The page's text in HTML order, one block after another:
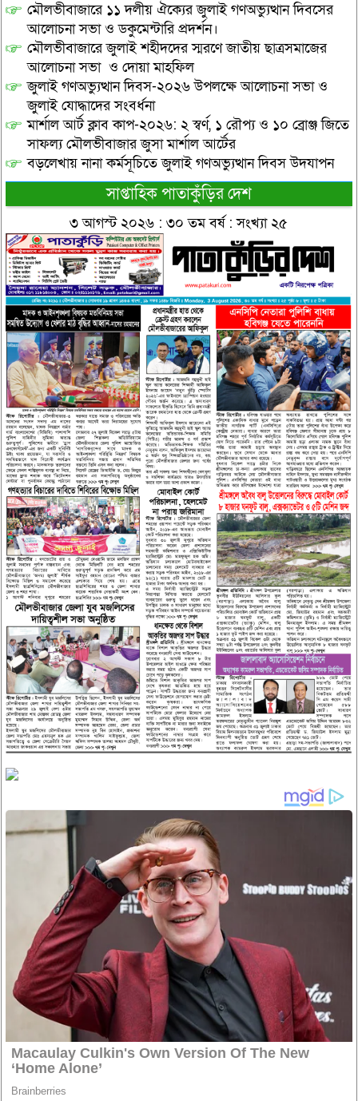
মৌলভীবাজারে ১১ দলীয় ঐক্যের জুলাই গণঅভ্যুত্থান দিবসের
আলোচনা সভা ও ডকুমেন্টারি প্রদর্শন।
মৌলভীবাজারে জুলাই শহীদদের স্মরণে জাতীয় ছাত্রসমাজের
আলোচনা সভা ও দোয়া মাহফিল
জুলাই গণঅভ্যুত্থান দিবস-২০২৬ উপলক্ষে আলোচনা সভা ও
জুলাই যোদ্ধাদের সংবর্ধনা
মার্শাল আর্ট ক্লাব কাপ-২০২৬: ২ স্বর্ণ, ১ রৌপ্য ও ১০ ব্রোঞ্জ জিতে
সাফল্য মৌলভীবাজার জুসা মার্শাল আর্টের
বড়লেখায় নানা কর্মসূচিতে জুলাই গণঅভ্যুত্থান দিবস উদযাপন
সাপ্তাহিক পাতাকুঁড়ির দেশ
৩ আগস্ট ২০২৬ : ৩০ তম বর্ষ : সংখ্যা ২৫